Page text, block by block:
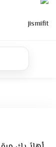
Skip